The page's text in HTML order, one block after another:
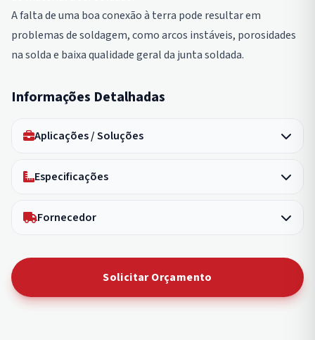
A falta de uma boa conexão à terra pode resultar em
problemas de soldagem, como arcos instáveis, porosidades
na solda e baixa qualidade geral da junta soldada.
Informações Detalhadas
Aplicações / Soluções
Especificações
Fornecedor
Solicitar Orçamento